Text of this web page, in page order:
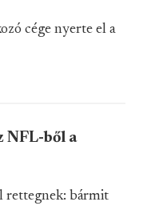
cége nyerte el a
NFL-ből a
rettegnek: bármit